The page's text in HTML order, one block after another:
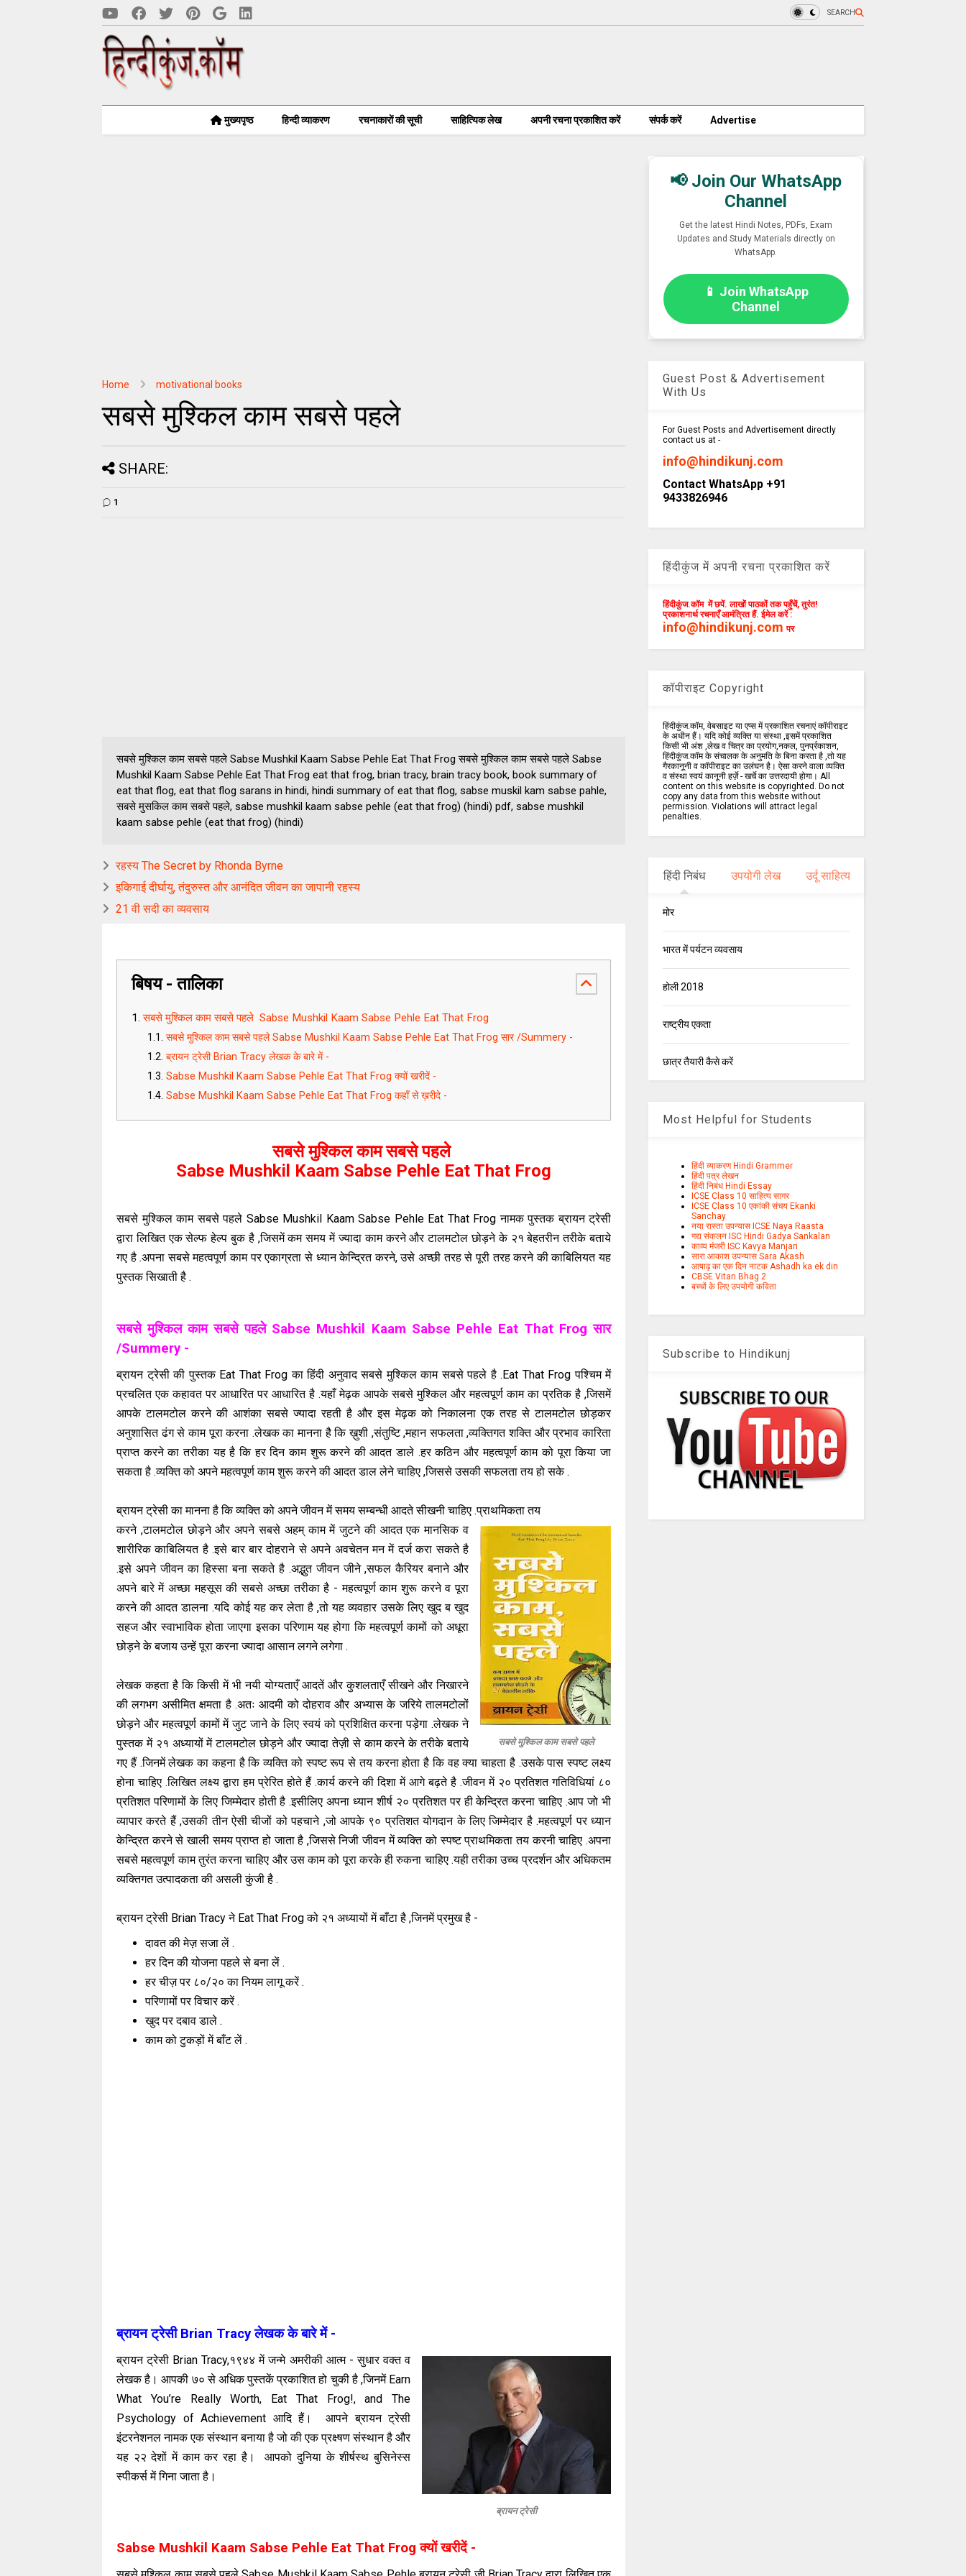
SEARCH
मुख्यपृष्ठ हिन्दी व्याकरण रचनाकारों की सूची साहित्यिक लेख अपनी रचना प्रकाशित करें संपर्क करें Advertise
Home motivational books
सबसे मुश्किल काम सबसे पहले
SHARE:
1
सबसे मुश्किल काम सबसे पहले Sabse Mushkil Kaam Sabse Pehle Eat That Frog सबसे मुश्किल काम सबसे पहले Sabse
Mushkil Kaam Sabse Pehle Eat That Frog eat that frog, brian tracy, brain tracy book, book summary of
eat that flog, eat that flog sarans in hindi, hindi summary of eat that flog, sabse muskil kam sabse pahle,
सबसे मुसकिल काम सबसे पहले, sabse mushkil kaam sabse pehle (eat that frog) (hindi) pdf, sabse mushkil
kaam sabse pehle (eat that frog) (hindi)
रहस्य The Secret by Rhonda Byrne
इकिगाई दीर्घायु, तंदुरुस्त और आनंदित जीवन का जापानी रहस्य
21 वी सदी का व्यवसाय
बिषय - तालिका
सबसे मुश्किल काम सबसे पहले Sabse Mushkil Kaam Sabse Pehle Eat That Frog
सबसे मुश्किल काम सबसे पहले Sabse Mushkil Kaam Sabse Pehle Eat That Frog सार /Summery -
ब्रायन ट्रेसी Brian Tracy लेखक के बारे में -
Sabse Mushkil Kaam Sabse Pehle Eat That Frog क्यों खरीदें -
Sabse Mushkil Kaam Sabse Pehle Eat That Frog कहाँ से ख़रीदे -
सबसे मुश्किल काम सबसे पहले
Sabse Mushkil Kaam Sabse Pehle Eat That Frog
सबसे मुश्किल काम सबसे पहले Sabse Mushkil Kaam Sabse Pehle Eat That Frog नामक पुस्तक ब्रायन ट्रेसी
द्वारा लिखित एक सेल्फ हेल्प बुक है ,जिसमें कम समय में ज्यादा काम करने और टालमटोल छोड़ने के २१ बेहतरीन तरीके बताये
गए है .अपना सबसे महत्वपूर्ण काम पर एकाग्रता से ध्यान केन्द्रित करने, उसे अच्छी तरह से पूरी तरह करने की काबिलियत यह
पुस्तक सिखाती है .
सबसे मुश्किल काम सबसे पहले Sabse Mushkil Kaam Sabse Pehle Eat That Frog सार
/Summery -
ब्रायन ट्रेसी की पुस्तक Eat That Frog का हिंदी अनुवाद सबसे मुश्किल काम सबसे पहले है .Eat That Frog पश्चिम में
प्रचलित एक कहावत पर आधारित पर आधारित है .यहाँ मेढ़क आपके सबसे मुश्किल और महत्वपूर्ण काम का प्रतिक है ,जिसमें
आपके टालमटोल करने की आशंका सबसे ज्यादा रहती है और इस मेढ़क को निकालना एक तरह से टालमटोल छोड़कर
अनुशासित ढंग से काम पूरा करना .लेखक का मानना है कि ख़ुशी ,संतुष्टि ,महान सफलता ,व्यक्तिगत शक्ति और प्रभाव कारिता
प्राप्त करने का तरीका यह है कि हर दिन काम शुरू करने की आदत डाले .हर कठिन और महत्वपूर्ण काम को पूरा किया जा
सकता है .व्यक्ति को अपने महत्वपूर्ण काम शुरू करने की आदत डाल लेने चाहिए ,जिससे उसकी सफलता तय हो सके .
ब्रायन ट्रेसी का मानना है कि व्यक्ति को अपने जीवन में समय सम्बन्धी आदते सीखनी चाहिए .प्राथमिकता तय
सबसे मुश्किल काम सबसे पहले
करने ,टालमटोल छोड़ने और अपने सबसे अहम् काम में जुटने की आदत एक मानसिक व
शारीरिक काबिलियत है .इसे बार बार दोहराने से अपने अवचेतन मन में दर्ज करा सकते है
.इसे अपने जीवन का हिस्सा बना सकते है .अद्भुत जीवन जीने ,सफल कैरियर बनाने और
अपने बारे में अच्छा महसूस की सबसे अच्छा तरीका है - महत्वपूर्ण काम शुरू करने व पूरा
करने की आदत डालना .यदि कोई यह कर लेता है ,तो यह व्यवहार उसके लिए खुद ब खुद
सहज और स्वाभाविक होता जाएगा इसका परिणाम यह होगा कि महत्वपूर्ण कामों को अधूरा
छोड़ने के बजाय उन्हें पूरा करना ज्यादा आसान लगने लगेगा .
लेखक कहता है कि किसी में भी नयी योग्यताएँ आदतें और कुशलताएँ सीखने और निखारने
की लगभग असीमित क्षमता है .अतः आदमी को दोहराव और अभ्यास के जरिये तालमटोलों
छोड़ने और महत्वपूर्ण कामों में जुट जाने के लिए स्वयं को प्रशिक्षित करना पड़ेगा .लेखक ने
पुस्तक में २१ अध्यायों में टालमटोल छोड़ने और ज्यादा तेज़ी से काम करने के तरीके बताये
गए हैं .जिनमें लेखक का कहना है कि व्यक्ति को स्पष्ट रूप से तय करना होता है कि वह क्या चाहता है .उसके पास स्पष्ट लक्ष्य
होना चाहिए .लिखित लक्ष्य द्वारा हम प्रेरित होते हैं .कार्य करने की दिशा में आगे बढ़ते है .जीवन में २० प्रतिशत गतिविधियां ८०
प्रतिशत परिणामों के लिए जिम्मेदार होती है .इसीलिए अपना ध्यान शीर्ष २० प्रतिशत पर ही केन्द्रित करना चाहिए .आप जो भी
व्यापार करते हैं ,उसकी तीन ऐसी चीजों को पहचाने ,जो आपके ९० प्रतिशत योगदान के लिए जिम्मेदार है .महत्वपूर्ण पर ध्यान
केन्द्रित करने से खाली समय प्राप्त हो जाता है ,जिससे निजी जीवन में व्यक्ति को स्पष्ट प्राथमिकता तय करनी चाहिए .अपना
सबसे महत्वपूर्ण काम तुरंत करना चाहिए और उस काम को पूरा करके ही रुकना चाहिए .यही तरीका उच्च प्रदर्शन और अधिकतम
व्यक्तिगत उत्पादकता की असली कुंजी है .
ब्रायन ट्रेसी Brian Tracy ने Eat That Frog को २१ अध्यायों में बाँटा है ,जिनमें प्रमुख है -
दावत की मेज़ सजा लें .
हर दिन की योजना पहले से बना लें .
हर चीज़ पर ८०/२० का नियम लागू करें .
परिणामों पर विचार करें .
खुद पर दबाव डाले .
काम को टुकड़ों में बाँट लें .
ब्रायन ट्रेसी Brian Tracy लेखक के बारे में -
ब्रायन ट्रेसी
ब्रायन ट्रेसी Brian Tracy,१९४४ में जन्मे अमरीकी आत्म - सुधार वक्त व
लेखक है। आपकी ७० से अधिक पुस्तकें प्रकाशित हो चुकी है ,जिनमें Earn
What You’re Really Worth, Eat That Frog!, and The
Psychology of Achievement आदि हैं। आपने ब्रायन ट्रेसी
इंटरनेशनल नामक एक संस्थान बनाया है जो की एक प्रक्ष्षण संस्थान है और
यह २२ देशों में काम कर रहा है। आपको दुनिया के शीर्षस्थ बुसिनेस्स
स्पीकर्स में गिना जाता है।
Sabse Mushkil Kaam Sabse Pehle Eat That Frog क्यों खरीदें -
📢 Join Our WhatsApp
Channel
Get the latest Hindi Notes, PDFs, Exam
Updates and Study Materials directly on
WhatsApp.
📱 Join WhatsApp
Channel
Guest Post & Advertisement
With Us
For Guest Posts and Advertisement directly
contact us at -
info@hindikunj.com
Contact WhatsApp +91
9433826946
हिंदीकुंज में अपनी रचना प्रकाशित करें
हिंदीकुंज.कॉम में छपें. लाखों पाठकों तक पहुँचें, तुरंत!
प्रकाशनार्थ रचनाएँ आमंत्रित हैं. ईमेल करें :
info@hindikunj.com पर
कॉपीराइट Copyright
हिंदीकुंज.कॉम, वेबसाइट या एप्स में प्रकाशित रचनाएं कॉपीराइट
के अधीन हैं। यदि कोई व्यक्ति या संस्था ,इसमें प्रकाशित
किसी भी अंश ,लेख व चित्र का प्रयोग,नकल, पुनर्प्रकाशन,
हिंदीकुंज.कॉम के संचालक के अनुमति के बिना करता है ,तो यह
गैरकानूनी व कॉपीराइट का उलंघन है। ऐसा करने वाला व्यक्ति
व संस्था स्वयं कानूनी हर्ज़े - खर्चे का उत्तरदायी होगा। All
content on this website is copyrighted. Do not
copy any data from this website without
permission. Violations will attract legal
penalties.
हिंदी निबंध उपयोगी लेख उर्दू साहित्य
मोर
भारत में पर्यटन व्यवसाय
होली 2018
राष्ट्रीय एकता
छात्र तैयारी कैसे करें
Most Helpful for Students
हिंदी व्याकरण Hindi Grammer
हिंदी पत्र लेखन
हिंदी निबंध Hindi Essay
ICSE Class 10 साहित्य सागर
ICSE Class 10 एकांकी संचय Ekanki
Sanchay
नया रास्ता उपन्यास ICSE Naya Raasta
गद्य संकलन ISC Hindi Gadya Sankalan
काव्य मंजरी ISC Kavya Manjari
सारा आकाश उपन्यास Sara Akash
आषाढ़ का एक दिन नाटक Ashadh ka ek din
CBSE Vitan Bhag 2
बच्चों के लिए उपयोगी कविता
Subscribe to Hindikunj